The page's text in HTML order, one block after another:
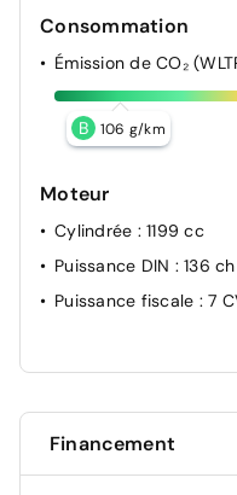
Consommation
Émission de CO₂
B 106 g/km
Moteur
Cylindrée : 1199 cc
Puissance DIN : 136 ch
Puissance fiscale : 7
Financement